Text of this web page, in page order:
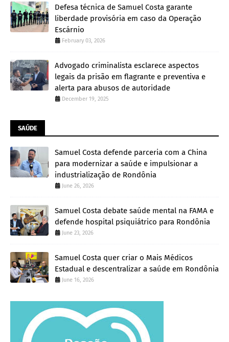
Defesa técnica de Samuel Costa garante
liberdade provisória em caso da Operação
Escárnio
February 03, 2026
Advogado criminalista esclarece aspectos
legais da prisão em flagrante e preventiva e
alerta para abusos de autoridade
December 19, 2025
SAÚDE
Samuel Costa defende parceria com a China
para modernizar a saúde e impulsionar a
industrialização de Rondônia
June 26, 2026
Samuel Costa debate saúde mental na FAMA e
defende hospital psiquiátrico para Rondônia
June 23, 2026
Samuel Costa quer criar o Mais Médicos
Estadual e descentralizar a saúde em Rondônia
June 16, 2026